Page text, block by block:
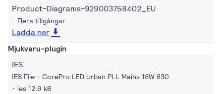
Product-Diagrams-929003758402_EU
Flera tillgångar
Ladda ner
Mjukvaru-plugin
IES
IES File - CorePro LED Urban PLL Mains 18W 830
ies 12.9 kB